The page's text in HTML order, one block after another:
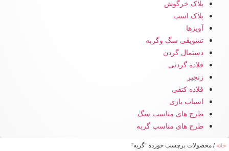
پلاک خرگوش
پلاک اسب
آویزها
تشویقی سگ وگربه
دستمال گردن
قلاده گردنی
زنجیر
قلاده کتفی
اسباب بازی
طرح های مناسب سگ
طرح های مناسب گربه
خانه/ محصولات برچسب خورده “گربه”